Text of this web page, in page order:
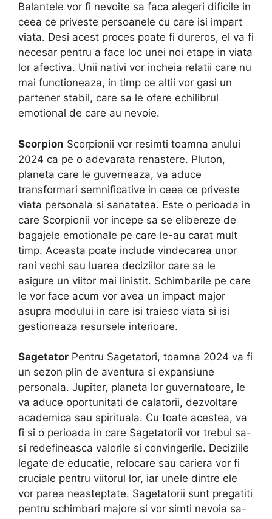
Balantele vor fi nevoite sa faca alegeri dificile in
ceea ce priveste persoanele cu care isi impart
viata. Desi acest proces poate fi dureros, el va fi
necesar pentru a face loc unei noi etape in viata
lor afectiva. Unii nativi vor incheia relatii care nu
mai functioneaza, in timp ce altii vor gasi un
partener stabil, care sa le ofere echilibrul
emotional de care au nevoie.
Scorpion Scorpionii vor resimti toamna anului
2024 ca pe o adevarata renastere. Pluton,
planeta care le guverneaza, va aduce
transformari semnificative in ceea ce priveste
viata personala si sanatatea. Este o perioada in
care Scorpionii vor incepe sa se elibereze de
bagajele emotionale pe care le-au carat mult
timp. Aceasta poate include vindecarea unor
rani vechi sau luarea deciziilor care sa le
asigure un viitor mai linistit. Schimbarile pe care
le vor face acum vor avea un impact major
asupra modului in care isi traiesc viata si isi
gestioneaza resursele interioare.
Sagetator Pentru Sagetatori, toamna 2024 va fi
un sezon plin de aventura si expansiune
personala. Jupiter, planeta lor guvernatoare, le
va aduce oportunitati de calatorii, dezvoltare
academica sau spirituala. Cu toate acestea, va
fi si o perioada in care Sagetatorii vor trebui sa-
si redefineasca valorile si convingerile. Deciziile
legate de educatie, relocare sau cariera vor fi
cruciale pentru viitorul lor, iar unele dintre ele
vor parea neasteptate. Sagetatorii sunt pregatiti
pentru schimbari majore si vor simti nevoia sa-